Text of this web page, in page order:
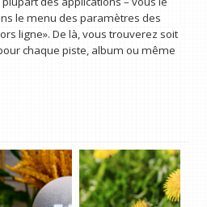
le menu des paramètres des
ligne». De là, vous trouverez soit
chaque piste, album ou même